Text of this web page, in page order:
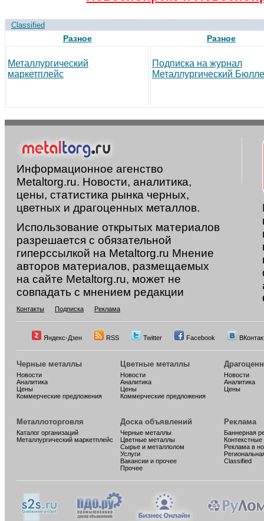
Classified
Разное
Металлургический
маркетплейс
Разное
Подписка на журнал
Металлургический
Информационное агенство
Metaltorg.ru. Новости, аналитика,
цены, статистика рынка черных,
цветных и драгоценных металлов.
Использование открытых материалов
разрешается с обязательной
гиперссылкой на Metaltorg.ru Мнение
авторов материалов, размещаемых
на сайте Metaltorg.ru, может не
совпадать с мнением редакции
Контакты Подписка Реклама
Яндекс-Дзен RSS Twitter Facebook
Черные металлы
Новости
Аналитика
Цены
Коммерческие предложения
Цветные металлы
Новости
Аналитика
Цены
Коммерческие предложения
Новости
Аналитика
Цены
Металлоторговля
Каталог организаций
Металлургический маркетплейс
Доска объявлений
Черные металлы
Цветные металлы
Сырье и металлолом
Услуги
Вакансии и прочее
Прочее
Реклама
Баннерная
Реклама в
Classified